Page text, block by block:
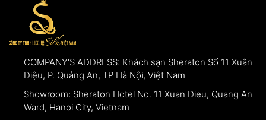
COMPANY'S ADDRESS: Khách sạn Sheraton Số 11 Xuân
Diệu, P. Quảng An, TP Hà Nội, Việt Nam
Showroom: Sheraton Hotel No. 11 Xuan Dieu, Quang An
Ward, Hanoi City, Vietnam